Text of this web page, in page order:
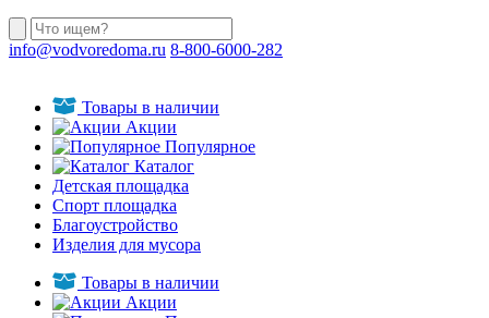
info@vodvoredoma.ru 8-800-6000-282
Товары в наличии
Акции
Популярное
Каталог
Детская площадка
Спорт площадка
Благоустройство
Изделия для мусора
Товары в наличии
Акции